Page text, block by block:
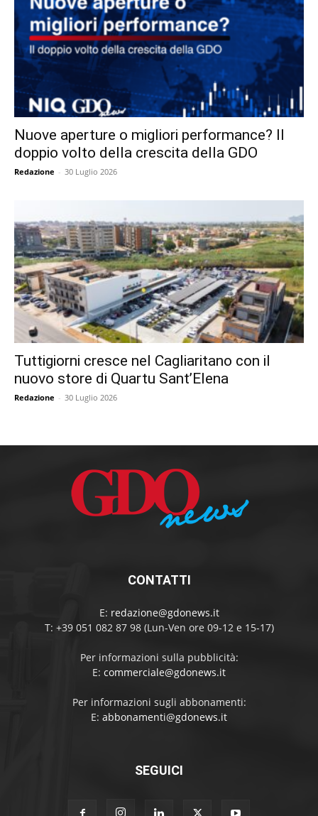
Nuove aperture o migliori performance? Il
doppio volto della crescita della GDO
Redazione - 30 Luglio 2026
Tuttigiorni cresce nel Cagliaritano con il
nuovo store di Quartu Sant’Elena
Redazione - 30 Luglio 2026
CONTATTI
E: redazione@gdonews.it
T: +39 051 082 87 98 (Lun-Ven ore 09-12 e 15-17)
Per informazioni sulla pubblicità:
E: commerciale@gdonews.it
Per informazioni sugli abbonamenti:
E: abbonamenti@gdonews.it
SEGUICI